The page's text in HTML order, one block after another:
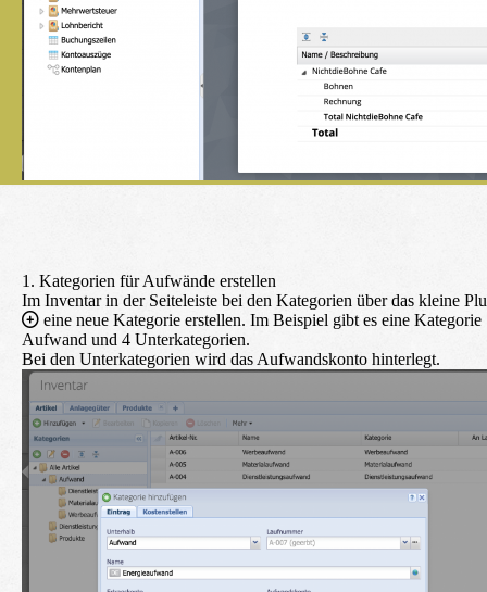
1. Kategorien für Aufwände erstellen
Im Inventarin der Seiteleiste bei den Kategorien über das kleine
eine neue Kategorie erstellen. Im Beispiel gibt es eine Kategorie
Aufwand und 4 Unterkategorien.
Bei den Unterkategorien wird das Aufwandskonto hinterlegt.